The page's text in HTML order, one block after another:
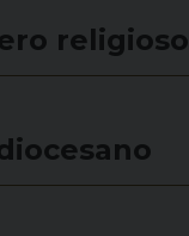
religioso